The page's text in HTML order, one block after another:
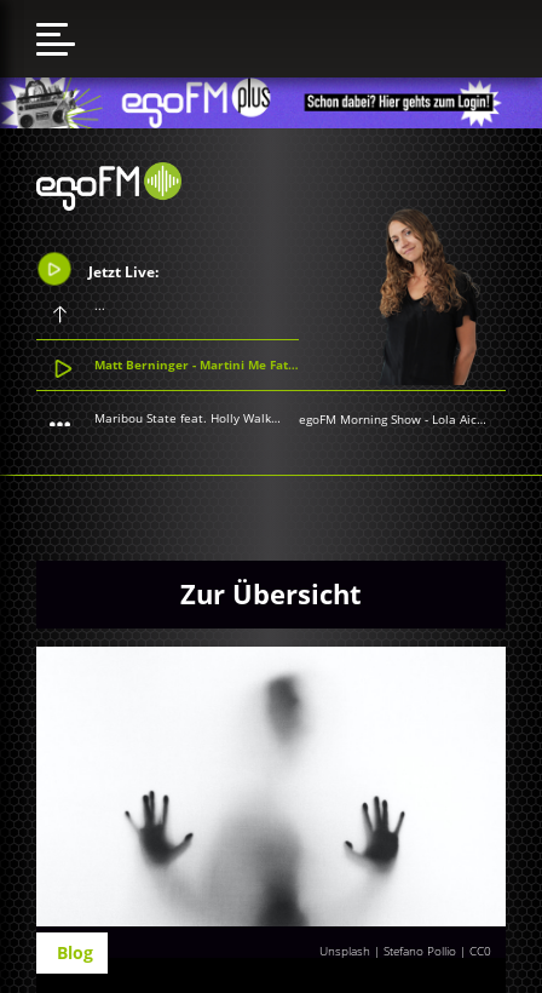
Jetzt Live:
...
Matt Berninger - Martini Me Fatso
Maribou State feat. Holly Walker - Otherside egoFM Morning Show - Lola Aichner
Zur Übersicht
Unsplash | Stefano Pollio |CC0
Blog